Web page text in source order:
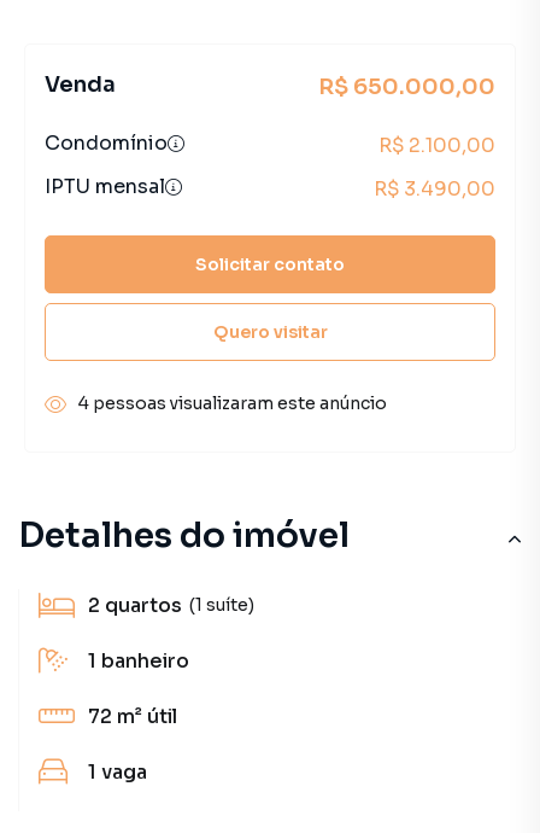
Detalhes do imóvel
2 quartos (1 suíte)
1 banheiro
72 m² útil
1 vaga
Venda R$ 650.000,00
Condomínio
R$ 2.100,00
IPTU mensal
R$ 3.490,00
Solicitar contato
Quero visitar
4 pessoas visualizaram este anúncio